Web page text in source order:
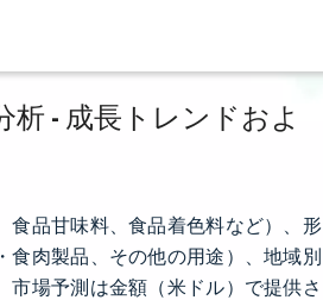
- 成長トレンドおよ
食品甘味料、食品着色料など）、形
食肉製品、その他の用途）、地域別
市場予測は金額（米ドル）で提供さ